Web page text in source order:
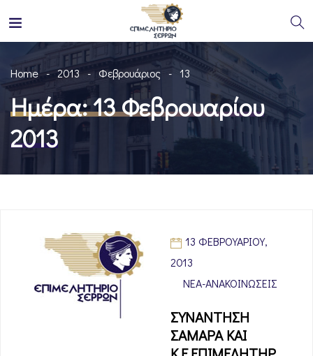
Home 2013 Φεβρουάριος 13
Ημέρα:13 Φεβρουαρίου
2013
13 ΦΕΒΡΟΥΑΡΊΟΥ,
2013
ΝΈΑ-ΑΝΑΚΟΙΝΏΣΕΙΣ
ΣΥΝΑΝΤΗΣΗ
ΣΑΜΑΡΑ ΚΑΙ